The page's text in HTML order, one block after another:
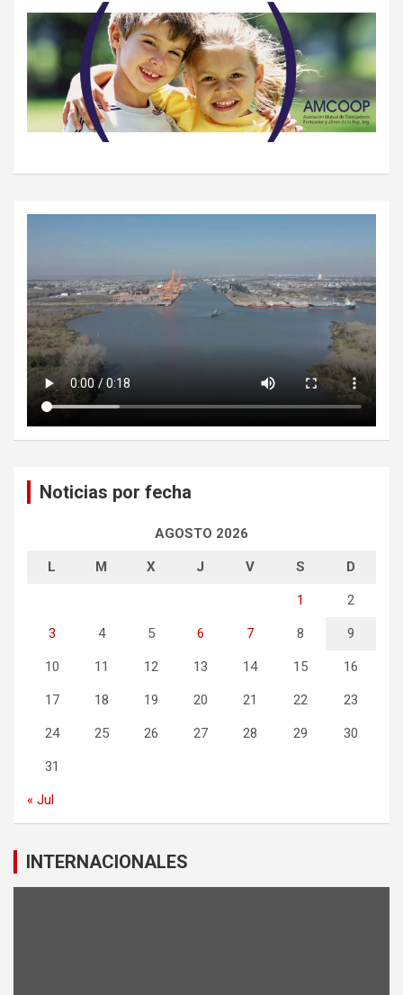
Noticias por fecha
AGOSTO 2026
L M X J V S D
1 2
3 4 5 6 7 8 9
10 11 12 13 14 15 16
17 18 19 20 21 22 23
24 25 26 27 28 29 30
31
« Jul
INTERNACIONALES